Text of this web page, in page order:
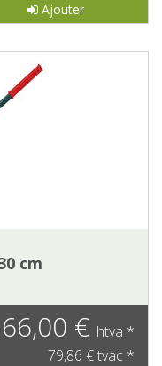
Ajouter
cm
66,00 € htva *
79,86 € tvac *